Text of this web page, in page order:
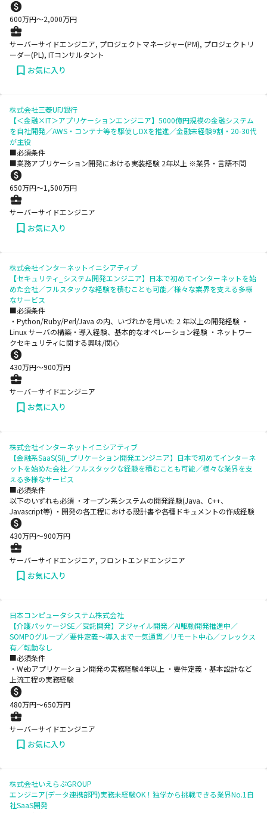
600万円〜2,000万円
サーバーサイドエンジニア, プロジェクトマネージャー(PM), プロジェクトリ
ーダー(PL), ITコンサルタント
お気に入り
株式会社三菱UFJ銀行
【＜金融×IT＞アプリケーションエンジニア】5000億円規模の金融システム
を自社開発／AWS・コンテナ等を駆使しDXを推進／金融未経験9割・20-30代
が主役
■必須条件
■業務アプリケーション開発における実装経験 2年以上 ※業界・言語不問
650万円〜1,500万円
サーバーサイドエンジニア
お気に入り
株式会社インターネットイニシアティブ
【セキュリティ_システム開発エンジニア】日本で初めてインターネットを始
めた会社／フルスタックな経験を積むことも可能／様々な業界を支える多様
なサービス
■必須条件
・Python/Ruby/Perl/Java の内、いづれかを用いた 2 年以上の開発経験 ・
Linux サーバの構築・導入経験、基本的なオペレーション経験 ・ネットワー
クセキュリティに関する興味/関心
430万円〜900万円
サーバーサイドエンジニア
お気に入り
株式会社インターネットイニシアティブ
【金融系SaaS(SI)_プリケーション開発エンジニア】日本で初めてインターネ
ットを始めた会社／フルスタックな経験を積むことも可能／様々な業界を支
える多様なサービス
■必須条件
以下のいずれも必須 ・オープン系システムの開発経験(Java、C++、
Javascript等) ・開発の各工程における設計書や各種ドキュメントの作成経験
430万円〜900万円
サーバーサイドエンジニア, フロントエンドエンジニア
お気に入り
日本コンピュータシステム株式会社
【介護パッケージSE／受託開発】アジャイル開発／AI駆動開発推進中／
SOMPOグループ／要件定義～導入まで一気通貫／リモート中心／フレックス
有／転勤なし
■必須条件
・Webアプリケーション開発の実務経験4年以上 ・要件定義・基本設計など
上流工程の実務経験
480万円〜650万円
サーバーサイドエンジニア
お気に入り
株式会社いえらぶGROUP
エンジニア(データ連携部門)実務未経験OK！独学から挑戦できる業界No.1自
社SaaS開発